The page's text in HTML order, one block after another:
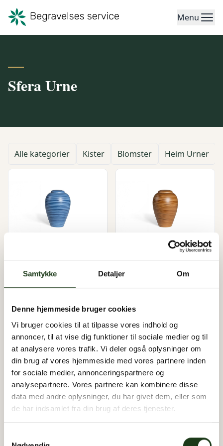
Samtykke Detaljer Om
Denne hjemmeside bruger cookies
Vi bruger cookies til at tilpasse vores indhold og
annoncer, til at vise dig funktioner til sociale medier og til
at analysere vores trafik. Vi deler også oplysninger om
din brug af vores hjemmeside med vores partnere inden
for sociale medier, annonceringspartnere og
analysepartnere. Vores partnere kan kombinere disse
data med andre oplysninger, du har givet dem, eller som
de har indsamlet fra din brug af deres tjenester.
Menu
Sfera Urne
Alle kategorier Kister Blomster Heim Urner
Sfera urne - Blå
1.495 kr.
Sfera urne - Valnød
Sfera urne - Rød
1.495 kr.
Sfera urne - Grøn
1.495 kr.